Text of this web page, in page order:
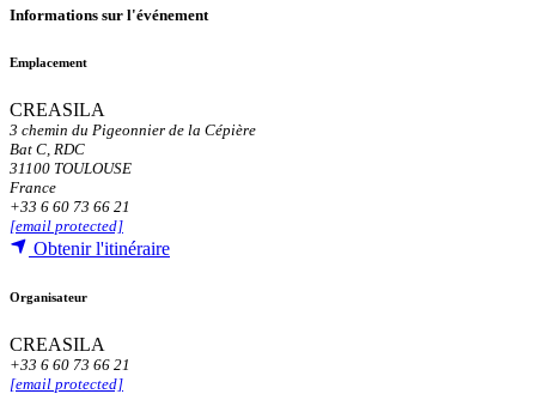
Informations sur l'événement
Emplacement
CREASILA
3 chemin du Pigeonnier de la Cépière
Bat C, RDC
31100 TOULOUSE
France
+33 6 60 73 66 21
[email protected]
Obtenir l'itinéraire
Organisateur
CREASILA
+33 6 60 73 66 21
[email protected]